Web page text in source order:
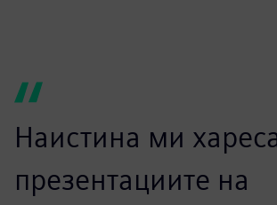
участват в тематични дискусии по теми
киберсигурност.
Срещата на високо равнище на
показа нашия постоянен ангажимент